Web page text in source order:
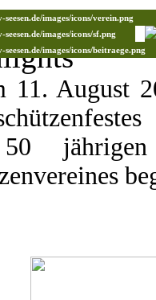
11. August
jährigen